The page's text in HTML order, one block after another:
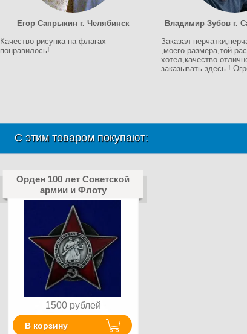
Егор Сапрыкин г. Челябинск
Качество рисунка на флагах
понравилось!
Владимир Зубов г.
Заказал
,моего размера,той
хотел,качество
заказывать здесь !
С этим товаром покупают:
Орден 100 лет Советской
армии и Флоту
1500 рублей
В корзину